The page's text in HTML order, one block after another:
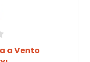
a Vento